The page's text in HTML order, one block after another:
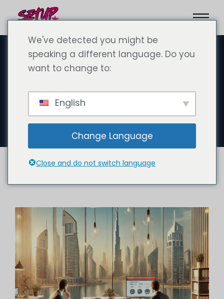
12 月 11, 2024
迪拜德国商务咨询公司--在阿联酋
成立公司的专家
We've detected you might be
speaking a different language. Do you
want to change to:
English
Change Language
Close and do not switch language